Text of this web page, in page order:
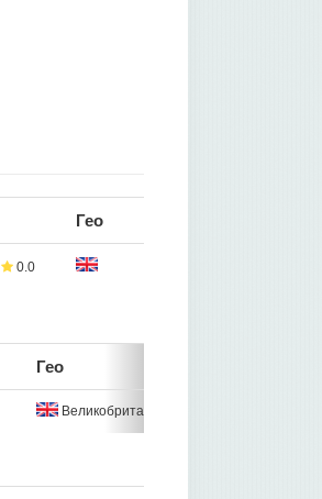
Гео
0.0
Гео
Великобритания